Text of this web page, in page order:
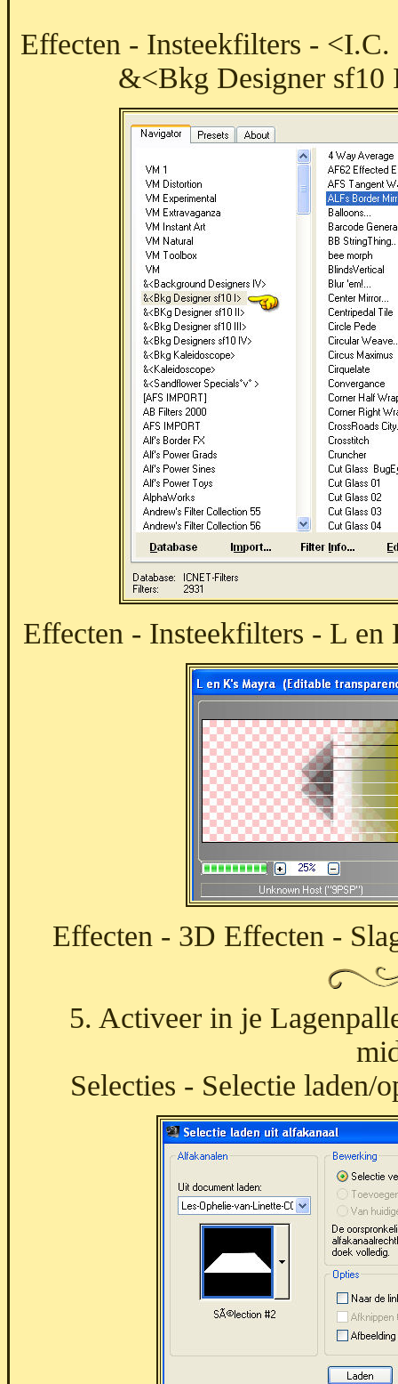
Effecten - Insteekfilters -
&<Bkg Designer
Effecten - Insteekfilters - L
Effecten - 3D Effecten -
5. Activeer in je
Selecties - Selectie laden/